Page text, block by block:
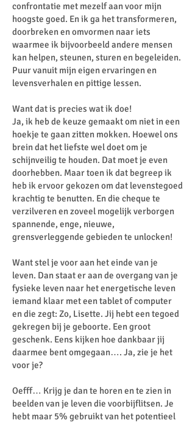
confrontatie met mezelf aan voor mijn
hoogste goed. En ik ga het transformeren,
doorbreken en omvormen naar iets
waarmee ik bijvoorbeeld andere mensen
kan helpen, steunen, sturen en begeleiden.
Puur vanuit mijn eigen ervaringen en
levensverhalen en pittige lessen.
Want dat is precies wat ik doe!
Ja, ik heb de keuze gemaakt om niet in een
hoekje te gaan zitten mokken. Hoewel ons
brein dat het liefste wel doet om je
schijnveilig te houden. Dat moet je even
doorhebben. Maar toen ik dat begreep ik
heb ik ervoor gekozen om dat levenstegoed
krachtig te benutten. En die cheque te
verzilveren en zoveel mogelijk verborgen
spannende, enge, nieuwe,
grensverleggende gebieden te unlocken!
Want stel je voor aan het einde van je
leven. Dan staat er aan de overgang van je
fysieke leven naar het energetische leven
iemand klaar met een tablet of computer
en die zegt: Zo, Lisette. Jij hebt een tegoed
gekregen bij je geboorte. Een groot
geschenk. Eens kijken hoe dankbaar jij
daarmee bent omgegaan…. Ja, zie je het
voor je?
Oefff… Krijg je dan te horen en te zien in
beelden van je leven die voorbijflitsen. Je
hebt maar 5% gebruikt van het potentieel